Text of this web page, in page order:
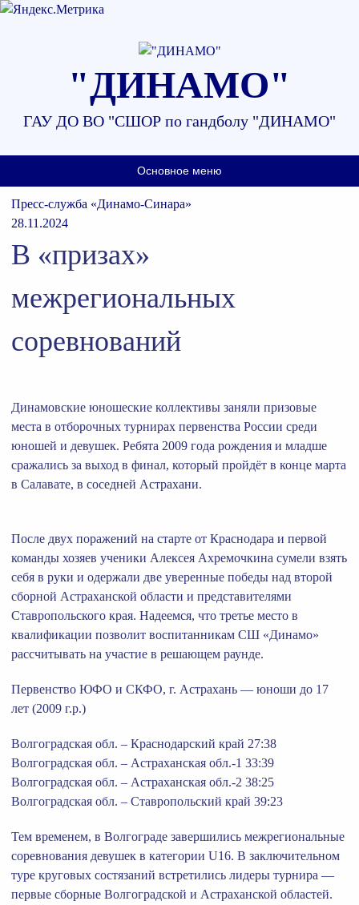
"ДИНАМО"
ГАУ ДО ВО "СШОР по гандболу "ДИНАМО"
Основное меню
Пресс-служба «Динамо-Синара»
28.11.2024
В «призах»
межрегиональных
соревнований
Динамовские юношеские коллективы заняли призовые
места в отборочных турнирах первенства России среди
юношей и девушек. Ребята 2009 года рождения и младше
сражались за выход в финал, который пройдёт в конце марта
в Салавате, в соседней Астрахани.
После двух поражений на старте от Краснодара и первой
команды хозяев ученики Алексея Ахремочкина сумели взять
себя в руки и одержали две уверенные победы над второй
сборной Астраханской области и представителями
Ставропольского края. Надеемся, что третье место в
квалификации позволит воспитанникам СШ «Динамо»
рассчитывать на участие в решающем раунде.
Первенство ЮФО и СКФО, г. Астрахань — юноши до 17
лет (2009 г.р.)
Волгоградская обл. – Краснодарский край 27:38
Волгоградская обл. – Астраханская обл.-1 33:39
Волгоградская обл. – Астраханская обл.-2 38:25
Волгоградская обл. – Ставропольский край 39:23
Тем временем, в Волгограде завершились межрегиональные
соревнования девушек в категории U16. В заключительном
туре круговых состязаний встретились лидеры турнира —
первые сборные Волгоградской и Астраханской областей.